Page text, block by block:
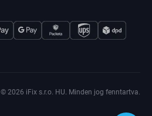
© 2026 iFix s.r.o. HU. Minden jog fenntartva.